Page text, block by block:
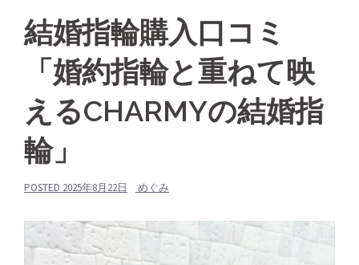
結婚指輪購入口コミ
「婚約指輪と重ねて映
えるCHARMYの結婚指
輪」
POSTED 2025年8月22日 めぐみ